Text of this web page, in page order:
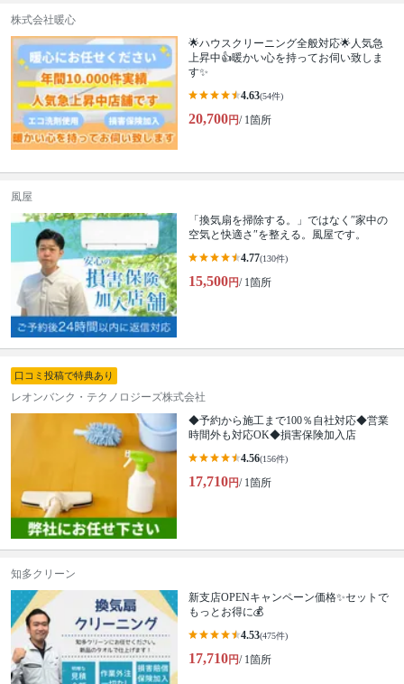
株式会社暖心
🌟ハウスクリーニング全般対応🌟人気急
上昇中👍暖かい心を持ってお伺い致しま
す✨
4.63(54件)
20,700円/ 1箇所
風屋
「換気扇を掃除する。」ではなく″家中の
空気と快適さ″を整える。風屋です。
4.77(130件)
15,500円/ 1箇所
口コミ投稿で特典あり
レオンバンク・テクノロジーズ株式会社
◆予約から施工まで100％自社対応◆営業
時間外も対応OK◆損害保険加入店
4.56(156件)
17,710円/ 1箇所
知多クリーン
新支店OPENキャンペーン価格✨セットで
もっとお得に💰
4.53(475件)
17,710円/ 1箇所